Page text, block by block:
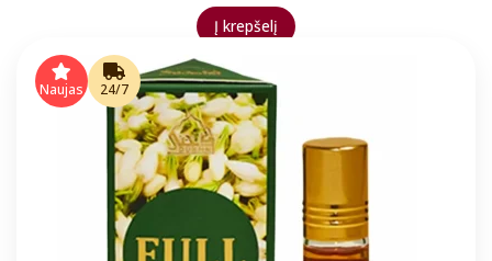
Į krepšelį
Naujas 24/7